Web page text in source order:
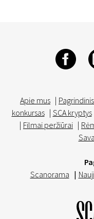
Apie mus |
konkursas | SCA kryptys
| Filmai peržiūrai |
Scanorama |